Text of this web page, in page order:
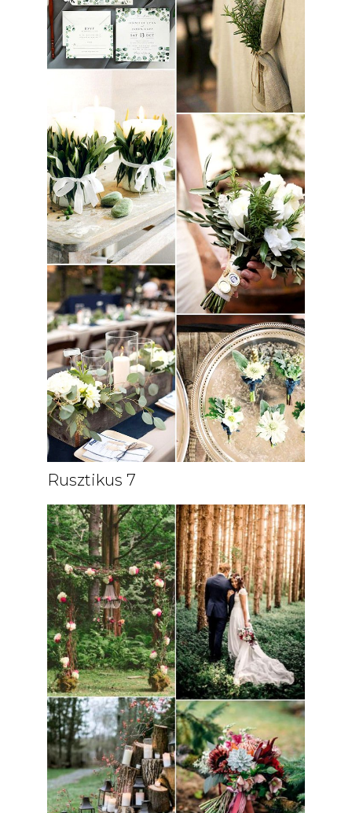
Rusztikus 7